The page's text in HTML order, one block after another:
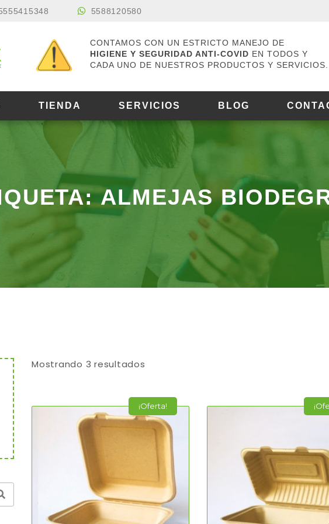
5588120580
CONTAMOS CON UN ESTRICTO MANEJO DE
HIGIENE Y SEGURIDAD ANTI-COVID EN TODOS Y
CADA UNO DE NUESTROS PRODUCTOS Y SERVICIOS.
TIENDA SERVICIOS BLOG
ALMEJAS
Mostrando 3 resultados
¡Oferta!